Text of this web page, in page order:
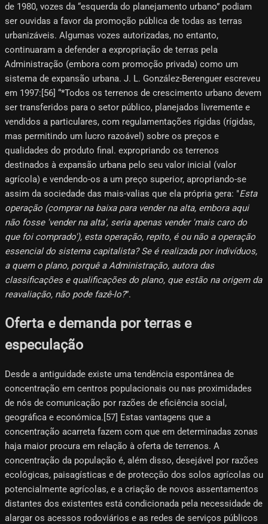
de 1980, vozes da “esquerda do planejamento urbano” podiam
ser ouvidas a favor da promoção pública de todas as terras
urbanizáveis. Algumas vozes autorizadas, no entanto,
continuaram a defender a expropriação de terras pela
Administração (embora com promoção privada) como um
sistema de expansão urbana. J. L. González-Berenguer escreveu
em 1997:[56]​ “*Todos os terrenos de crescimento urbano devem
ser transferidos para o setor público, planejados livremente e
vendidos a particulares, com regulamentações rígidas (rígidas,
mas permitindo um lucro razoável) sobre os preços e
qualidades do produto final. expropriando os terrenos
destinados à expansão urbana pelo seu valor inicial (valor
agrícola) e vendendo-os a um preço superior, apropriando-se
assim da sociedade das mais-valias que ela própria gera: "Esta
operação (comprar na baixa para vender na alta, embora aqui
não fosse 'vender na alta', seria apenas vender 'mais caro do
que foi comprado'), esta operação, repito, é ou não a operação
essencial do sistema capitalista? Se é realizada por indivíduos,
a quem o plano, porquê a Administração, autora das
classificações e qualificações do plano, que estão na origem da
reavaliação, não pode fazê-lo?”.
Oferta e demanda por terras e
especulação
Desde a antiguidade existe uma tendência espontânea de
concentração em centros populacionais ou nas proximidades
de nós de comunicação por razões de eficiência social,
geográfica e económica.[57]​ Estas vantagens que a
concentração acarreta fazem com que em determinadas zonas
haja maior procura em relação à oferta de terrenos. A
concentração da população é, além disso, desejável por razões
ecológicas, paisagísticas e de protecção dos solos agrícolas ou
potencialmente agrícolas, e a criação de novos assentamentos
distantes dos existentes está condicionada pela necessidade de
alargar os acessos rodoviários e as redes de serviços públicos